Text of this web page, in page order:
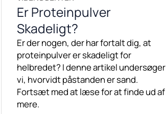
Er Proteinpulver
Skadeligt?
Er der nogen, der har fortalt dig, at
proteinpulver er skadeligt for
helbredet? I denne artikel undersøger
vi, hvorvidt påstanden er sand.
Fortsæt med at læse for at finde ud af
mere.